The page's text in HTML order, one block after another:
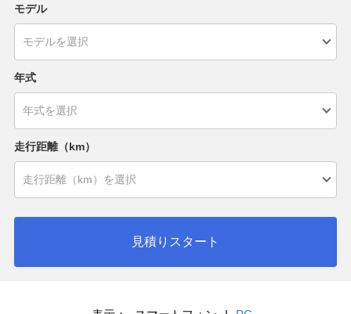
モデル
年式
走行距離（km）
見積りスタート